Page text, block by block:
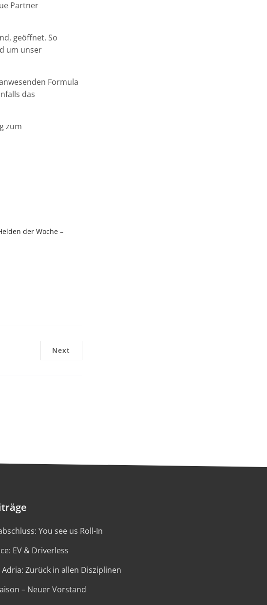
Partner
geöffnet. So
um unser
Formula
das
zum
der Woche –
Next
You see us Roll-In
EV & Driverless
Adria: Zurück in allen Disziplinen
– Neuer Vorstand